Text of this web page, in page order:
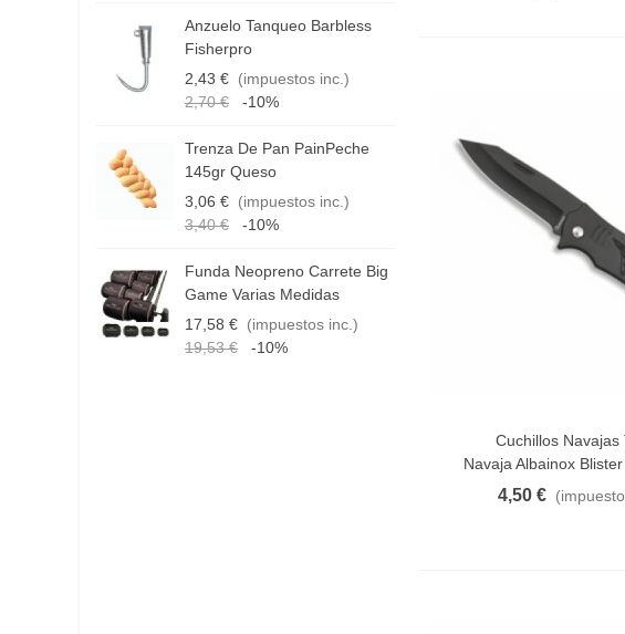
Anzuelo Tanqueo Barbless
Fisherpro
2,43 € (impuestos inc.)
2,70 €
-10%
Trenza De Pan PainPeche
145gr Queso
3,06 € (impuestos inc.)
3,40 €
-10%
Funda Neopreno Carrete Big
Game Varias Medidas
17,58 € (impuestos inc.)
19,53 €
-10%
Hilo Guterman
Real 10m Colores
4,17 € (impuestos
Cola De Gamo
Tamaño
Añadir Al Carrito
Cuchillos Navajas
Navaja Albainox
4,50 €